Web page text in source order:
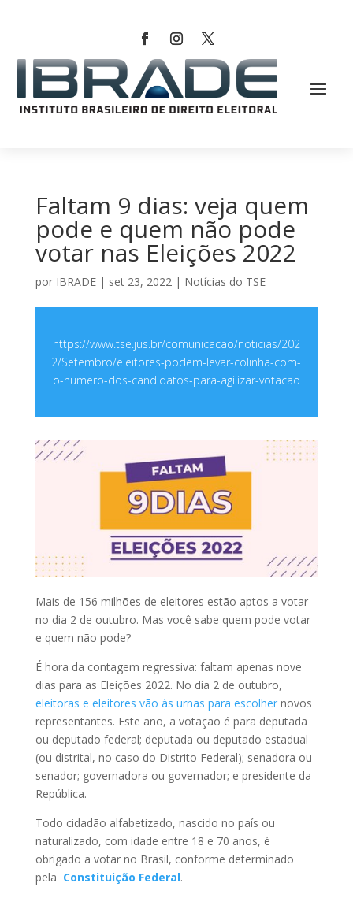
Faltam 9 dias: veja quem
pode e quem não pode
votar nas Eleições 2022
por IBRADE| set 23, 2022| Notícias do TSE
https://www.tse.jus.br/comunicacao/noticias/202
2/Setembro/eleitores-podem-levar-colinha-com-
o-numero-dos-candidatos-para-agilizar-votacao
Mais de 156 milhões de eleitores estão aptos a votar
no dia 2 de outubro. Mas você sabe quem pode votar
e quem não pode?
É hora da contagem regressiva: faltam apenas nove
dias para as Eleições 2022. No dia 2 de outubro,
eleitoras e eleitores vão às urnas para escolhernovos
representantes. Este ano, a votação é para deputada
ou deputado federal; deputada ou deputado estadual
(ou distrital, no caso do Distrito Federal); senadora ou
senador; governadora ou governador; e presidente da
República.
Todo cidadão alfabetizado, nascido no país ou
naturalizado, com idade entre 18 e 70 anos, é
obrigado a votar no Brasil, conforme determinado
pela Constituição Federal.